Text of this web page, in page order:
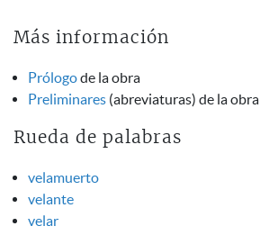
Más información
Prólogode la obra
Preliminares (abreviaturas) de la obra
Rueda de palabras
velamuerto
velante
velar